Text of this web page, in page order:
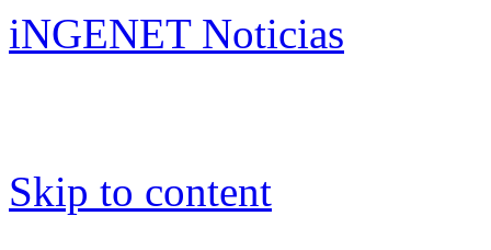
iNGENET Noticias
Skip to content